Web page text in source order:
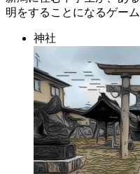
明をすることになるゲーム
神社